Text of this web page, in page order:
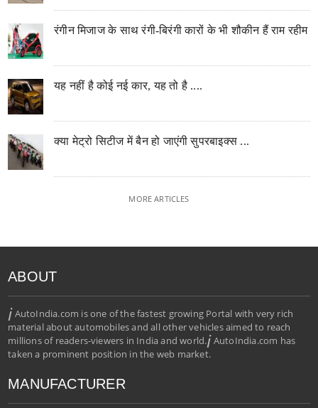
रंगीन मिजाज के साथ रंगी-बिरंगी कारों के भी शौकीन हैं राम रहीम
यह नहीं है कोई नई कार, यह तो है ....
क्या मेट्रो सिटीज में बैन हो जाएंगी सुपरबाइक्स ...
MORE ARTICLES
ABOUT
iAutoIndia.com is one of the fastest growing Portal with very rich
material about automobiles and all other vehicles aimed to reach
millions of readers-viewers in India and world.iAutoIndia.com has
taken a prominent position in the web market.
MANUFACTURER